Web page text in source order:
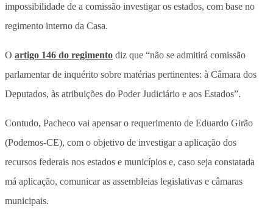
impossibilidade de a comissão investigar os estados, com base no
regimento interno da Casa.
O artigo 146 do regimento diz que “não se admitirá comissão
parlamentar de inquérito sobre matérias pertinentes: à Câmara dos
Deputados, às atribuições do Poder Judiciário e aos Estados”.
Contudo, Pacheco vai apensar o requerimento de Eduardo Girão
(Podemos-CE), com o objetivo de investigar a aplicação dos
recursos federais nos estados e municípios e, caso seja constatada
má aplicação, comunicar as assembleias legislativas e câmaras
municipais.